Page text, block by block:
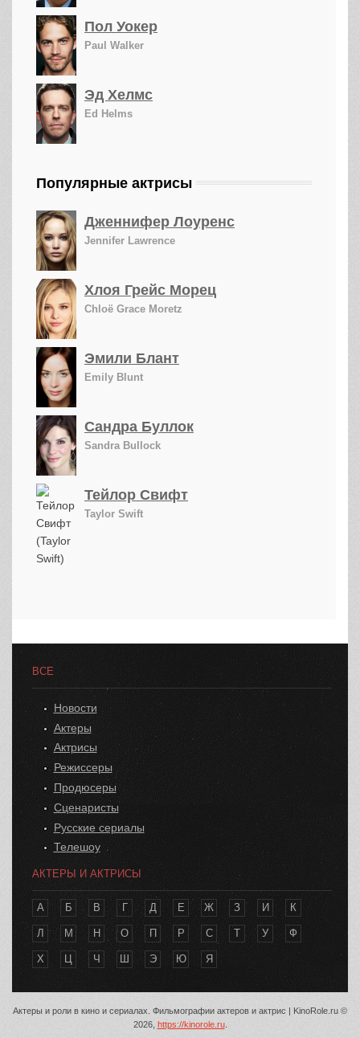
Пол Уокер
Paul Walker
Эд Хелмс
Ed Helms
Популярные актрисы
Дженнифер Лоуренс
Jennifer Lawrence
Хлоя Грейс Морец
Chloë Grace Moretz
Эмили Блант
Emily Blunt
Сандра Буллок
Sandra Bullock
Тейлор Свифт
Taylor Swift
ВСЕ
Новости
Актеры
Актрисы
Режиссеры
Продюсеры
Сценаристы
Русские сериалы
Телешоу
АКТЕРЫ И АКТРИСЫ
А Б В Г Д Е Ж З И К
Л М Н О П Р С Т У Ф
Х Ц Ч Ш Э Ю Я
Актеры и роли в кино и сериалах. Фильмографии актеров и актрис | KinoRole.ru ©
2026, https://kinorole.ru.